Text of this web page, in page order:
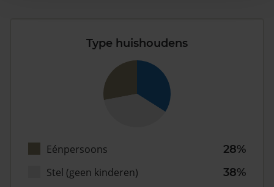
Type huishoudens
Eénpersoons
28%
Stel (geen kinderen)
38%